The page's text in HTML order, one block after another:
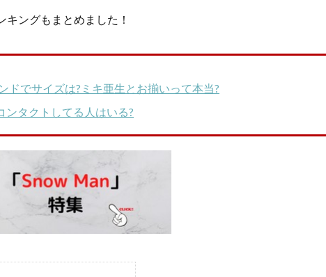
ングもまとめました！
ドでサイズは?ミキ亜生とお揃いって本当?
ンタクトしてる人はいる?